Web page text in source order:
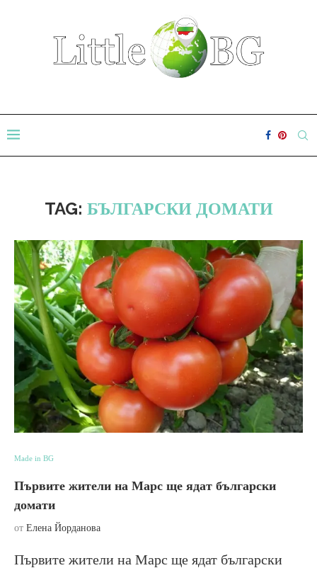
TAG: БЪЛГАРСКИ ДОМАТИ
Made in BG
Първите жители на Марс ще ядат български
домати
от Елена Йорданова
Първите жители на Марс ще ядат български